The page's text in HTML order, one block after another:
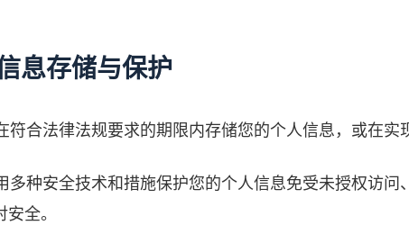
息存储与保护
符合法律法规要求的期限内存储您的个人信息，或在实
多种安全技术和措施保护您的个人信息免受未授权访
全。